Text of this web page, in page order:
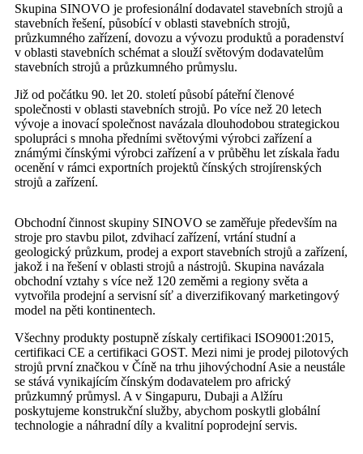
Skupina SINOVO je profesionální dodavatel stavebních strojů a
stavebních řešení, působící v oblasti stavebních strojů,
průzkumného zařízení, dovozu a vývozu produktů a poradenství
v oblasti stavebních schémat a slouží světovým dodavatelům
stavebních strojů a průzkumného průmyslu.
Již od počátku 90. let 20. století působí páteřní členové
společnosti v oblasti stavebních strojů. Po více než 20 letech
vývoje a inovací společnost navázala dlouhodobou strategickou
spolupráci s mnoha předními světovými výrobci zařízení a
známými čínskými výrobci zařízení a v průběhu let získala řadu
ocenění v rámci exportních projektů čínských strojírenských
strojů a zařízení.
Obchodní činnost skupiny SINOVO se zaměřuje především na
stroje pro stavbu pilot, zdvihací zařízení, vrtání studní a
geologický průzkum, prodej a export stavebních strojů a zařízení,
jakož i na řešení v oblasti strojů a nástrojů. Skupina navázala
obchodní vztahy s více než 120 zeměmi a regiony světa a
vytvořila prodejní a servisní síť a diverzifikovaný marketingový
model na pěti kontinentech.
Všechny produkty postupně získaly certifikaci ISO9001:2015,
certifikaci CE a certifikaci GOST. Mezi nimi je prodej pilotových
strojů první značkou v Číně na trhu jihovýchodní Asie a neustále
se stává vynikajícím čínským dodavatelem pro africký
průzkumný průmysl. A v Singapuru, Dubaji a Alžíru
poskytujeme konstrukční služby, abychom poskytli globální
technologie a náhradní díly a kvalitní poprodejní servis.